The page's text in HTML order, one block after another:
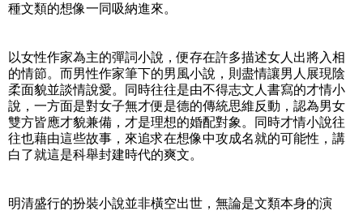
種文類的想像一同吸納進來。
以女性作家為主的彈詞小說，便存在許多描述女人出將入相
的情節。而男性作家筆下的男風小說，則盡情讓男人展現陰
柔面貌並談情說愛。同時往往是由不得志文人書寫的才情小
說，一方面是對女子無才便是德的傳統思維反動，認為男女
雙方皆應才貌兼備，才是理想的婚配對象。同時才情小說往
往也藉由這些故事，來追求在想像中攻成名就的可能性，講
白了就這是科舉封建時代的爽文。
明清盛行的扮裝小說並非橫空出世，無論是文類本身的演